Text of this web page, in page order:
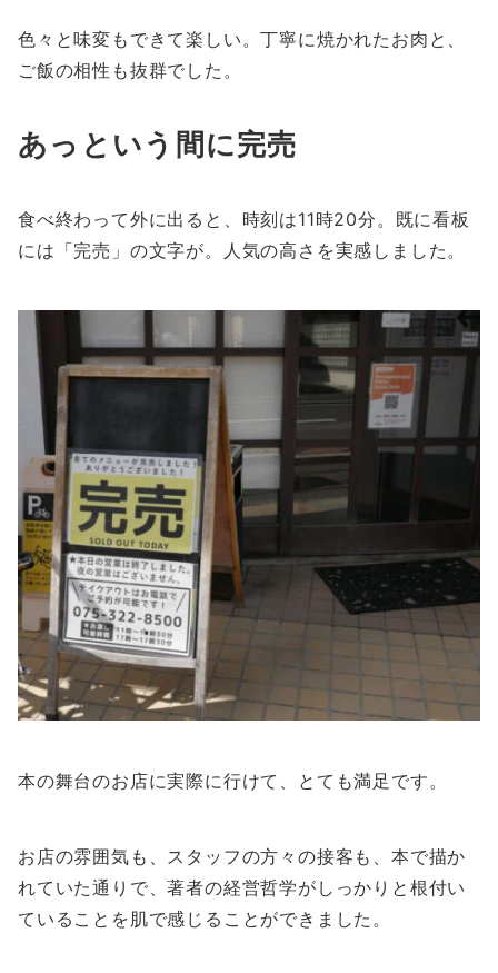
色々と味変もできて楽しい。丁寧に焼かれたお肉と、
ご飯の相性も抜群でした。
あっという間に完売
食べ終わって外に出ると、時刻は11時20分。既に看板
には「完売」の文字が。人気の高さを実感しました。
本の舞台のお店に実際に行けて、とても満足です。
お店の雰囲気も、スタッフの方々の接客も、本で描か
れていた通りで、著者の経営哲学がしっかりと根付い
ていることを肌で感じることができました。